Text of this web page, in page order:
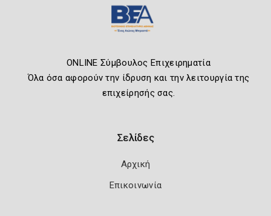
ONLINE Σύμβουλος Επιχειρηματία
Όλα όσα αφορούν την ίδρυση και την λειτουργία της
επιχείρησής σας.
Σελίδες
Αρχική
Επικοινωνία